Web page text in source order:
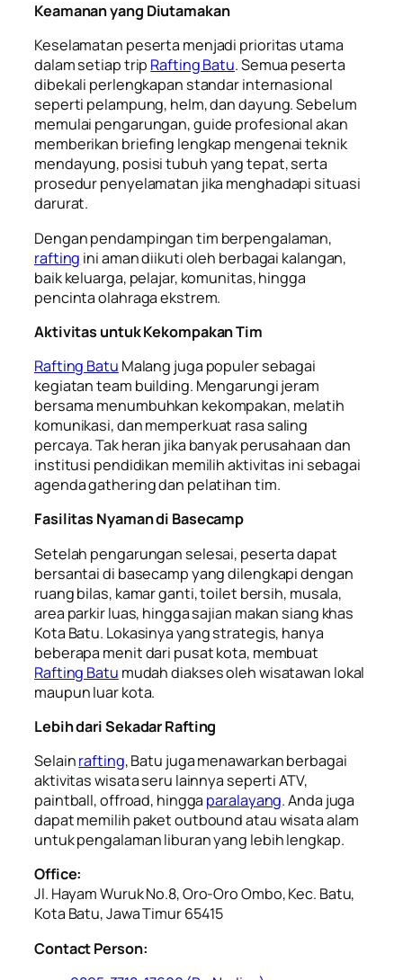
Keamanan yang Diutamakan
Keselamatan peserta menjadi prioritas utama
dalam setiap trip Rafting Batu. Semua peserta
dibekali perlengkapan standar internasional
seperti pelampung, helm, dan dayung. Sebelum
memulai pengarungan, guide profesional akan
memberikan briefing lengkap mengenai teknik
mendayung, posisi tubuh yang tepat, serta
prosedur penyelamatan jika menghadapi situasi
darurat.
Dengan pendampingan tim berpengalaman,
rafting ini aman diikuti oleh berbagai kalangan,
baik keluarga, pelajar, komunitas, hingga
pencinta olahraga ekstrem.
Aktivitas untuk Kekompakan Tim
Rafting Batu Malang juga populer sebagai
kegiatan team building. Mengarungi jeram
bersama menumbuhkan kekompakan, melatih
komunikasi, dan memperkuat rasa saling
percaya. Tak heran jika banyak perusahaan dan
institusi pendidikan memilih aktivitas ini sebagai
agenda gathering dan pelatihan tim.
Fasilitas Nyaman di Basecamp
Setelah pengarungan selesai, peserta dapat
bersantai di basecamp yang dilengkapi dengan
ruang bilas, kamar ganti, toilet bersih, musala,
area parkir luas, hingga sajian makan siang khas
Kota Batu. Lokasinya yang strategis, hanya
beberapa menit dari pusat kota, membuat
Rafting Batu mudah diakses oleh wisatawan lokal
maupun luar kota.
Lebih dari Sekadar Rafting
Selainrafting, Batu juga menawarkan berbagai
aktivitas wisata seru lainnya seperti ATV,
paintball, offroad, hingga paralayang. Anda juga
dapat memilih paket outbound atau wisata alam
untuk pengalaman liburan yang lebih lengkap.
Office:
Jl. Hayam Wuruk No.8, Oro-Oro Ombo, Kec. Batu,
Kota Batu, Jawa Timur 65415
Contact Person: